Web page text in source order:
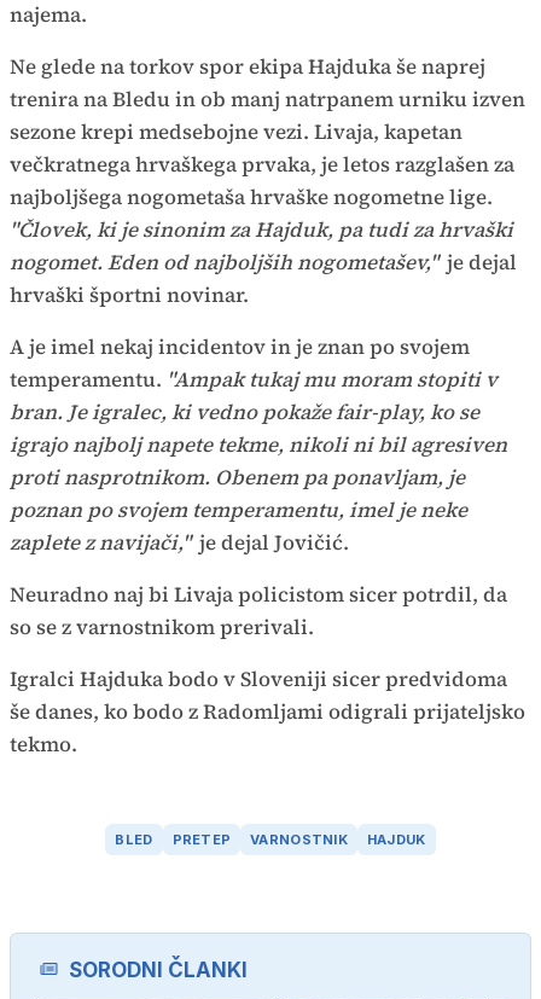
najema.
Ne glede na torkov spor ekipa Hajduka še naprej
trenira na Bledu in ob manj natrpanem urniku izven
sezone krepi medsebojne vezi. Livaja, kapetan
večkratnega hrvaškega prvaka, je letos razglašen za
najboljšega nogometaša hrvaške nogometne lige.
"Človek, ki je sinonim za Hajduk, pa tudi za hrvaški
nogomet. Eden od najboljših nogometašev," je dejal
hrvaški športni novinar.
A je imel nekaj incidentov in je znan po svojem
temperamentu. "Ampak tukaj mu moram stopiti v
bran. Je igralec, ki vedno pokaže fair-play, ko se
igrajo najbolj napete tekme, nikoli ni bil agresiven
proti nasprotnikom. Obenem pa ponavljam, je
poznan po svojem temperamentu, imel je neke
zaplete z navijači," je dejal Jovičić.
Neuradno naj bi Livaja policistom sicer potrdil, da
so se z varnostnikom prerivali.
Igralci Hajduka bodo v Sloveniji sicer predvidoma
še danes, ko bodo z Radomljami odigrali prijateljsko
tekmo.
BLED PRETEP VARNOSTNIK HAJDUK
SORODNI ČLANKI